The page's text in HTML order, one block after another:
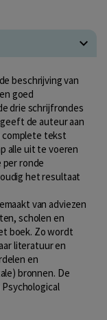
beschrijving van
goed
drie schrijfrondes
de auteur aan
tekst
alle uit te voeren
ronde
het resultaat
van adviezen
scholen en
boek. Zo wordt
literatuur en
en
bronnen. De